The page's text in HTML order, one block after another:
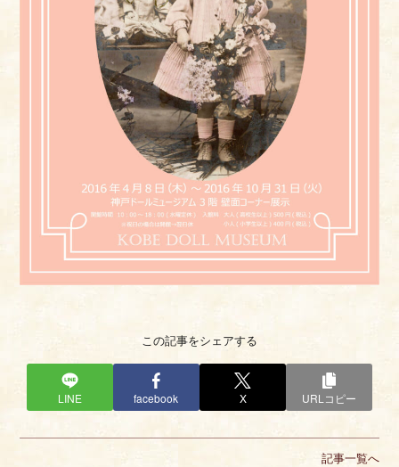
この記事をシェアする
LINE facebook X URLコピー
記事一覧へ